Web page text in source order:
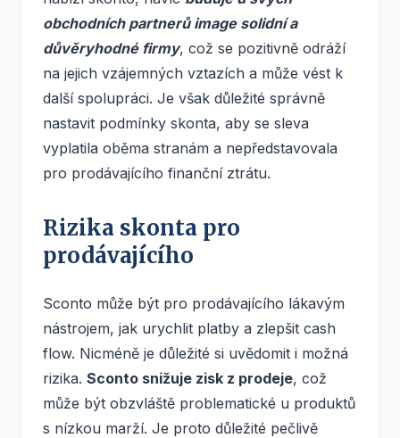
obchodních partnerů image solidní a
důvěryhodné firmy, což se pozitivně odráží
na jejich vzájemných vztazích a může vést k
další spolupráci. Je však důležité správně
nastavit podmínky skonta, aby se sleva
vyplatila oběma stranám a nepředstavovala
pro prodávajícího finanční ztrátu.
Rizika skonta pro
prodávajícího
Sconto může být pro prodávajícího lákavým
nástrojem, jak urychlit platby a zlepšit cash
flow. Nicméně je důležité si uvědomit i možná
rizika. Sconto snižuje zisk z prodeje, což
může být obzvláště problematické u produktů
s nízkou marží. Je proto důležité pečlivě